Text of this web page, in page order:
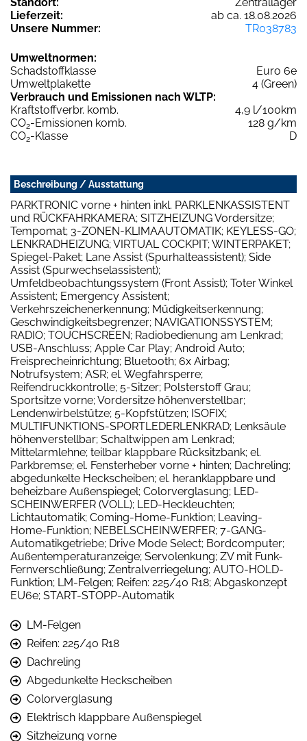
Lieferzeit:
ab ca. 18.08.2026
Unsere Nummer:
TR038783
Umweltnormen:
Schadstoffklasse
Euro 6e
Umweltplakette
4 (Green)
Verbrauch und Emissionen nach WLTP:
Kraftstoffverbr. komb.
4,9 l/100km
CO2-Emissionen komb.
128 g/km
CO2-Klasse D
Beschreibung / Ausstattung
PARKTRONIC vorne + hinten inkl. PARKLENKASSISTENT
und RÜCKFAHRKAMERA; SITZHEIZUNG Vordersitze;
Tempomat; 3-ZONEN-KLIMAAUTOMATIK; KEYLESS-GO;
LENKRADHEIZUNG; VIRTUAL COCKPIT; WINTERPAKET;
Spiegel-Paket; Lane Assist (Spurhalteassistent); Side
Assist (Spurwechselassistent);
Umfeldbeobachtungssystem (Front Assist); Toter Winkel
Assistent; Emergency Assistent;
Verkehrszeichenerkennung; Müdigkeitserkennung;
Geschwindigkeitsbegrenzer; NAVIGATIONSSYSTEM;
RADIO; TOUCHSCREEN; Radiobedienung am Lenkrad;
USB-Anschluss; Apple Car Play; Android Auto;
Freisprecheinrichtung; Bluetooth; 6x Airbag;
Notrufsystem; ASR; el. Wegfahrsperre;
Reifendruckkontrolle; 5-Sitzer; Polsterstoff Grau;
Sportsitze vorne; Vordersitze höhenverstellbar;
Lendenwirbelstütze; 5-Kopfstützen; ISOFIX;
MULTIFUNKTIONS-SPORTLEDERLENKRAD; Lenksäule
höhenverstellbar; Schaltwippen am Lenkrad;
Mittelarmlehne; teilbar klappbare Rücksitzbank; el.
Parkbremse; el. Fensterheber vorne + hinten; Dachreling;
abgedunkelte Heckscheiben; el. heranklappbare und
beheizbare Außenspiegel; Colorverglasung; LED-
SCHEINWERFER (VOLL); LED-Heckleuchten;
Lichtautomatik; Coming-Home-Funktion; Leaving-
Home-Funktion; NEBELSCHEINWERFER; 7-GANG-
Automatikgetriebe; Drive Mode Select; Bordcomputer;
Außentemperaturanzeige; Servolenkung; ZV mit Funk-
Fernverschließung; Zentralverriegelung; AUTO-HOLD-
Funktion; LM-Felgen; Reifen: 225/40 R18; Abgaskonzept
EU6e; START-STOPP-Automatik
LM-Felgen
Reifen: 225/40 R18
Dachreling
Abgedunkelte Heckscheiben
Colorverglasung
Elektrisch klappbare Außenspiegel
Sitzheizung vorne